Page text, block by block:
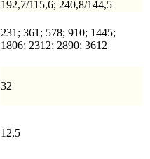
192,7/115,6; 240,8/144,5
231; 361; 578; 910; 1445;
1806; 2312; 2890; 3612
32
12,5